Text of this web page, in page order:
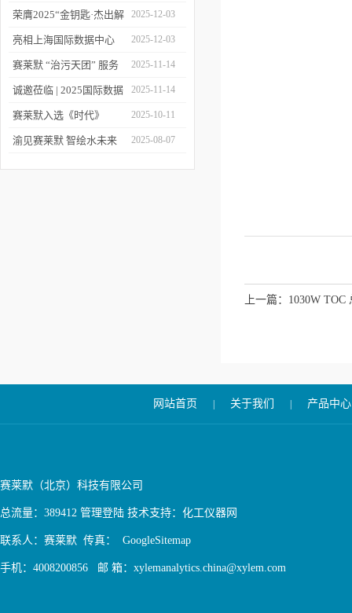
技术赋能水文现代化建设
2026 全球百强影响力企
业榜单
荣膺2025“金钥匙·杰出解
决方案”！赛莱默青少年
水教育行动，浇灌可持续
发展未来
2025-12-03
亮相上海国际数据中心
展！赛莱默助力AI时代数
智未来
2025-12-03
赛莱默 “治污天团” 服务
亚洲污水处理厂
2025-11-14
诚邀莅临 | 2025国际数据
中心展
2025-11-14
赛莱默入选《时代》
“2025全球最佳公司”榜单
2025-10-11
渝见赛莱默 智绘水未来 2025-08-07
上一篇： 1030W
网站首页 关于我们 产品中心
赛莱默（北京）科技有限公司
总流量：389412 管理登陆 技术支持： 化工仪器网
联系人：赛莱默 传真： GoogleSitemap
手机：4008200856 邮 箱：xylemanalytics.china@xylem.com